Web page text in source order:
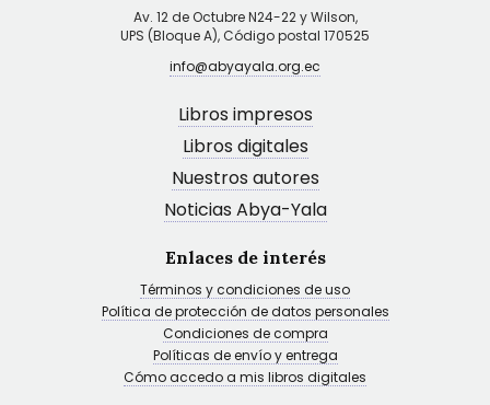
Av. 12 de Octubre N24-22 y Wilson,
UPS (Bloque A), Código postal 170525
info@abyayala.org.ec
Libros impresos
Libros digitales
Nuestros autores
Noticias Abya-Yala
Enlaces de interés
Términos y condiciones de uso
Política de protección de datos personales
Condiciones de compra
Políticas de envío y entrega
Cómo accedo a mis libros digitales